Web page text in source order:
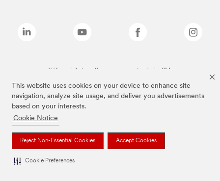
This website uses cookies on your device to enhance site
navigation, analyze site usage, and deliver you advertisements
based on your interests.
Cookie Notice
Reject Non-Essential Cookies Accept Cookies
Cookie Preferences
Výše zmíněné značky jsou ochranné známky 3M.